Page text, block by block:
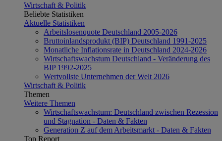
Wirtschaft & Politik
Beliebte Statistiken
Aktuelle Statistiken
Arbeitslosenquote Deutschland 2005-2026
Bruttoinlandsprodukt (BIP) Deutschland 1991-2025
Monatliche Inflationsrate in Deutschland 2024-2026
Wirtschaftswachstum Deutschland - Veränderung des
BIP 1992-2025
Wertvollste Unternehmen der Welt 2026
Wirtschaft & Politik
Themen
Weitere Themen
Wirtschaftswachstum: Deutschland zwischen Rezession
und Stagnation - Daten & Fakten
Generation Z auf dem Arbeitsmarkt - Daten & Fakten
Top Report